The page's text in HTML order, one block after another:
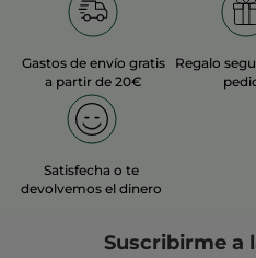
Gastos de envío gratis
a partir de 20€
Regalo
Satisfecha o te
devolvemos el dinero
Suscribirme a